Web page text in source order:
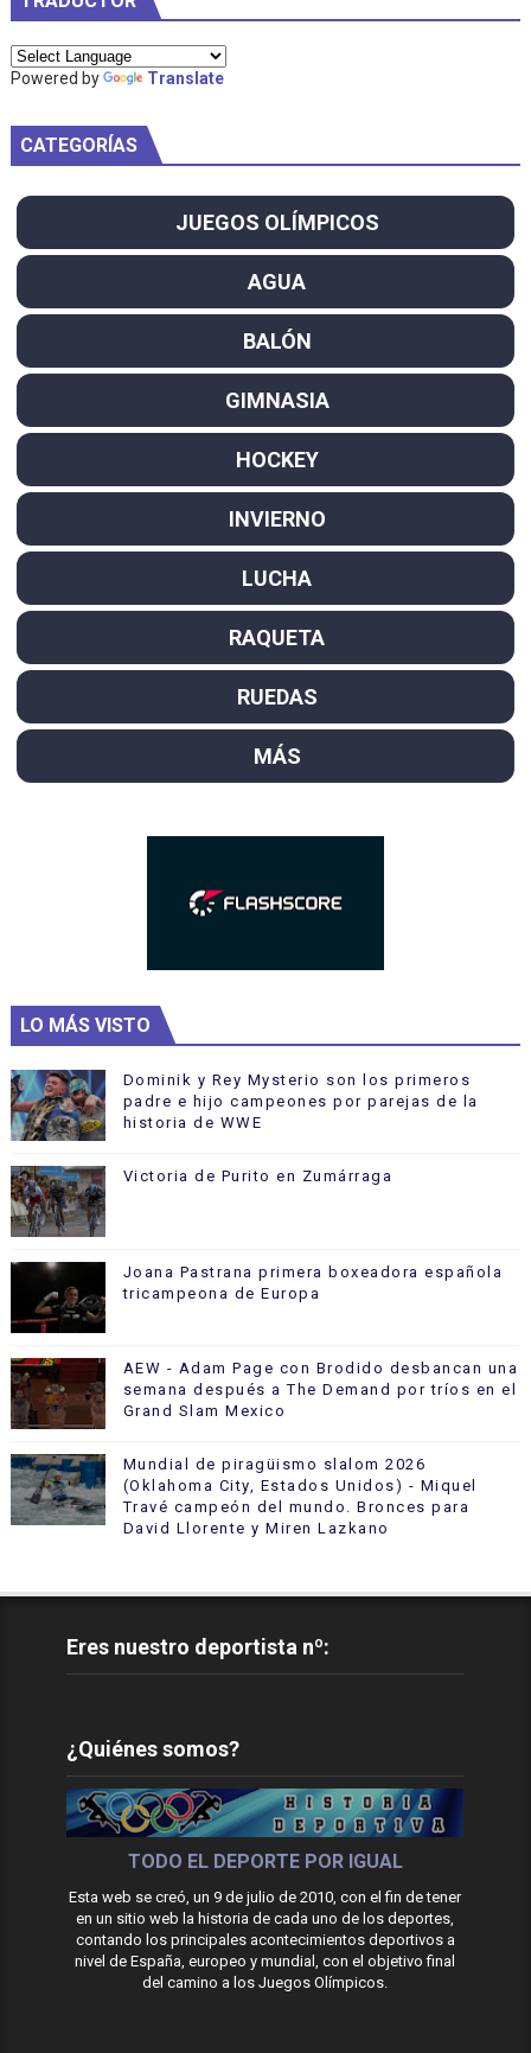
Powered by Translate
CATEGORÍAS
JUEGOS OLÍMPICOS
AGUA
BALÓN
GIMNASIA
HOCKEY
INVIERNO
LUCHA
RAQUETA
RUEDAS
MÁS
LO MÁS VISTO
Dominik y Rey Mysterio son los primeros
padre e hijo campeones por parejas de la
historia de WWE
Victoria de Purito en Zumárraga
Joana Pastrana primera boxeadora española
tricampeona de Europa
AEW - Adam Page con Brodido desbancan una
semana después a The Demand por tríos en el
Grand Slam Mexico
Mundial de piragüismo slalom 2026
(Oklahoma City, Estados Unidos) - Miquel
Travé campeón del mundo. Bronces para
David Llorente y Miren Lazkano
Eres nuestro deportista nº:
¿Quiénes somos?
TODO EL DEPORTE POR IGUAL
Esta web se creó, un 9 de julio de 2010, con el fin de tener
en un sitio web la historia de cada uno de los deportes,
contando los principales acontecimientos deportivos a
nivel de España, europeo y mundial, con el objetivo final
del camino a los Juegos Olímpicos.